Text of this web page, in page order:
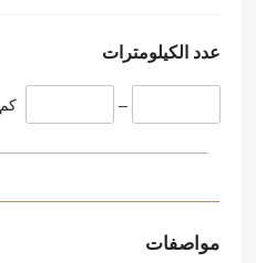
عدد الكيلومترات
– كم
مواصفات